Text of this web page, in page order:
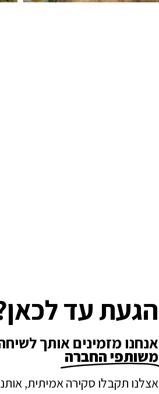
הגעת עד
אנחנו מזמינים אותך
משותפי החברה
אצלנו תקבלו סקירה אמיתית,